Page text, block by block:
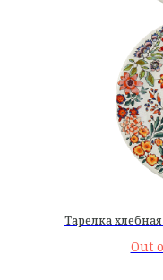
Тарелка
Out